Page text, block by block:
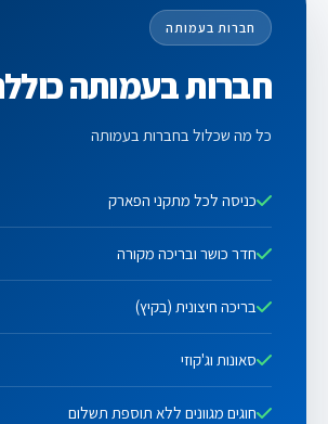
חברות בעמותה
חברות בעמותה
כל מה שכלול בחברות בעמותה
כניסה לכל מתקני הפארק
חדר כושר ובריכה מקורה
בריכה חיצונית (בקיץ)
סאונות וג'קוזי
חוגים מגוונים ללא תוספת תשלום